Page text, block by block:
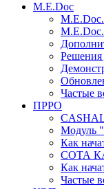
M.E.Doc
M.E.Doc.
Решения
Частые
ПРРО
Модуль
Как
СОТА
Как
Частые